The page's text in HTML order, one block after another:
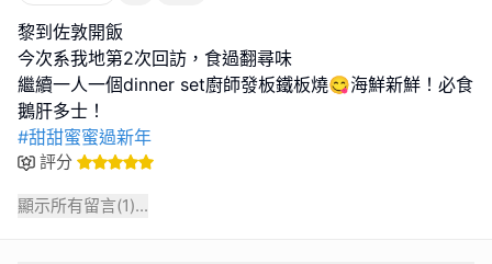
黎到佐敦開飯
今次系我地第2次回訪，食過翻尋味
繼續一人一個dinner set廚師發板鐵板燒😋海鮮新鮮！必食
#甜甜蜜蜜過新年
評分
顯示所有留言(1)...